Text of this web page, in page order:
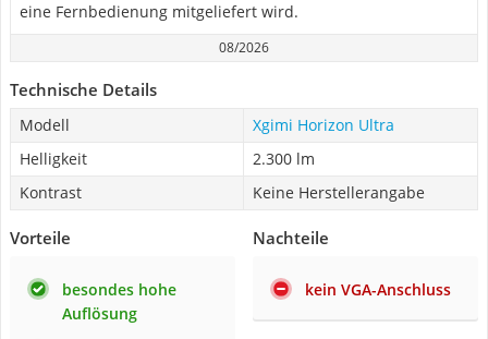
eine Fernbedienung mitgeliefert wird.
08/2026
Technische Details
Modell
Xgimi Horizon Ultra
Helligkeit
2.300 lm
Kontrast
Keine Herstellerangabe
Vorteile
besondes hohe
Auflösung
Nachteile
kein VGA-Anschluss